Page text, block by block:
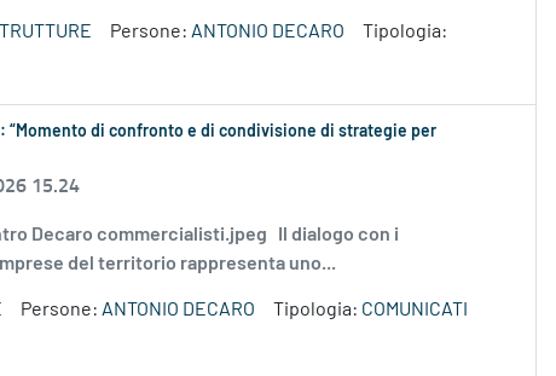
Persone: ANTONIO DECARO
Tipologia:
“Momento di confronto e di condivisione di strategie per
15.24
Decaro commercialisti.jpeg Il dialogo con i
del territorio rappresenta uno...
Persone: ANTONIO DECARO Tipologia: COMUNICATI